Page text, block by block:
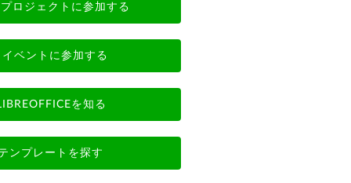
プロジェクトに参加する
イベントに参加する
を知る
ンプレートを探す